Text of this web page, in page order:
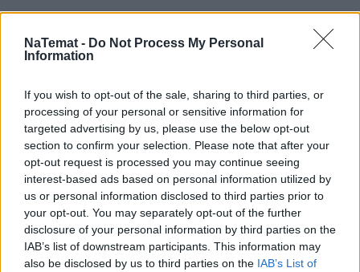
NaTemat - Do Not Process My Personal
Information
If you wish to opt-out of the sale, sharing to third parties, or
processing of your personal or sensitive information for
targeted advertising by us, please use the below opt-out
section to confirm your selection. Please note that after your
opt-out request is processed you may continue seeing
interest-based ads based on personal information utilized by
us or personal information disclosed to third parties prior to
your opt-out. You may separately opt-out of the further
disclosure of your personal information by third parties on the
IAB’s list of downstream participants. This information may
also be disclosed by us to third parties on the IAB’s List of
Podróże